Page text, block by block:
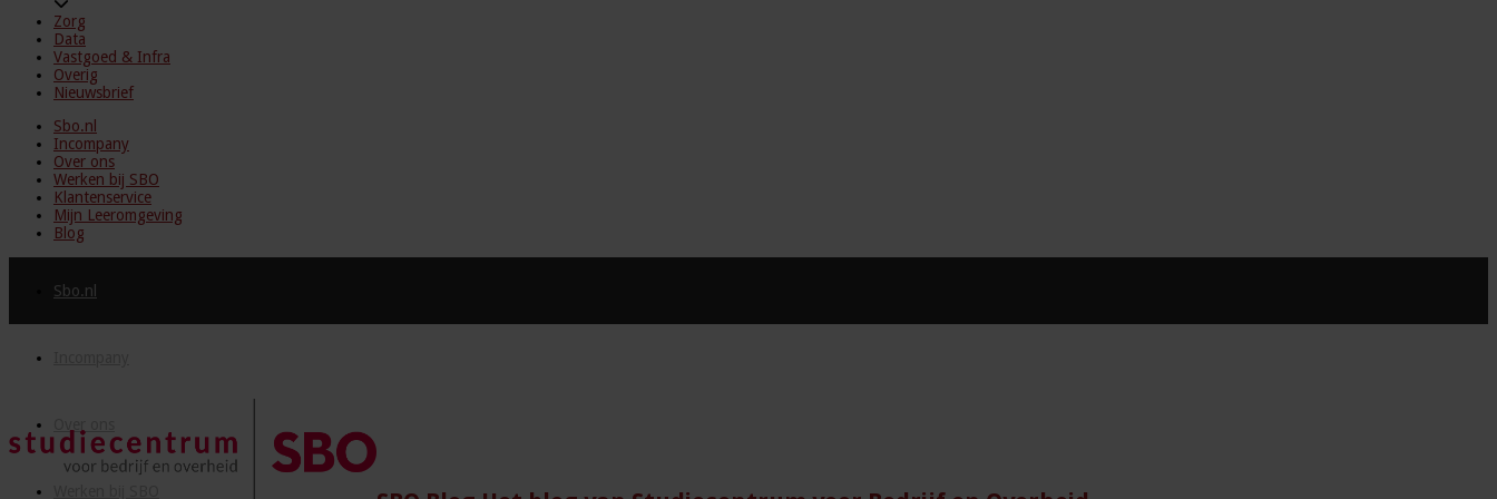
Zorg
Data
Vastgoed & Infra
Overig
Nieuwsbrief
Sbo.nl
Incompany
Over ons
Werken bij SBO
Klantenservice
Mijn Leeromgeving
Blog
Sbo.nl